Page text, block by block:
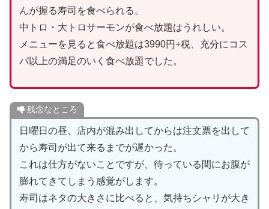
んが握る寿司を食べられる。
中トロ・大トロサーモンが食べ放題はうれしい。
メニューを見ると食べ放題は3990円+税、充分にコス
パ以上の満足のいく食べ放題でした。
残念なところ
日曜日の昼、店内が混み出してからは注文票を出して
から寿司が出て来るまでが遅かった。
これは仕方がないことですが、待っている間にお腹が
膨れてきてしまう感覚がします。
寿司はネタの大きさに比べると、気持ちシャリが大き